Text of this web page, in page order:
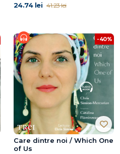
24.74 lei 41.23 lei
-40%
Care dintre noi / Which One
of Us